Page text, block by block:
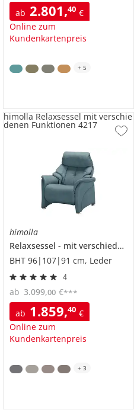
ab 2.801,40 €
Online zum
Kundenkartenpreis
+ 5
himolla
Relaxsessel
mit verschiedenen Funktionen
BHT 96|107|91 cm, Leder
4
ab 1.859,40 €
Online zum
Kundenkartenpreis
ab 3.099,00 €***
himolla Relaxsessel mit verschie
denen Funktionen 4217
+ 3